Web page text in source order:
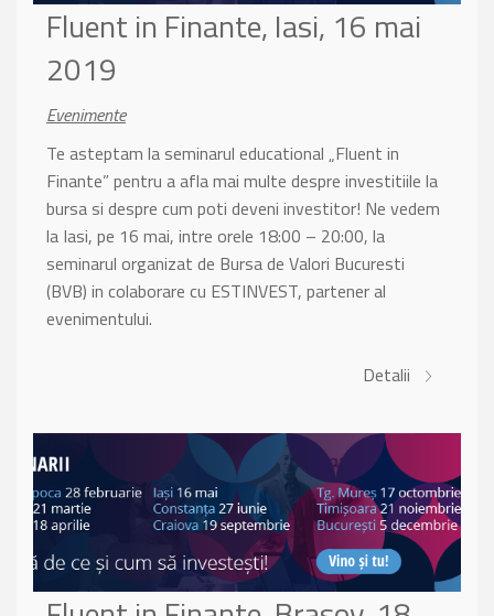
Fluent in Finante, Iasi, 16 mai
2019
Evenimente
Te asteptam la seminarul educational „Fluent in
Finante” pentru a afla mai multe despre investitiile la
bursa si despre cum poti deveni investitor! Ne vedem
la Iasi, pe 16 mai, intre orele 18:00 – 20:00, la
seminarul organizat de Bursa de Valori Bucuresti
(BVB) in colaborare cu ESTINVEST, partener al
evenimentului.
Detalii